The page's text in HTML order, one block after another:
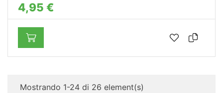
4,95 €
Mostrando 1-24 di 26 element(s)